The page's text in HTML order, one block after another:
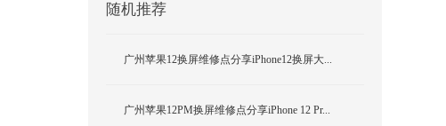
随机推荐
广州苹果12换屏维修点分享iPhone12换屏大...
广州苹果12PM换屏维修点分享iPhone 12 Pr...